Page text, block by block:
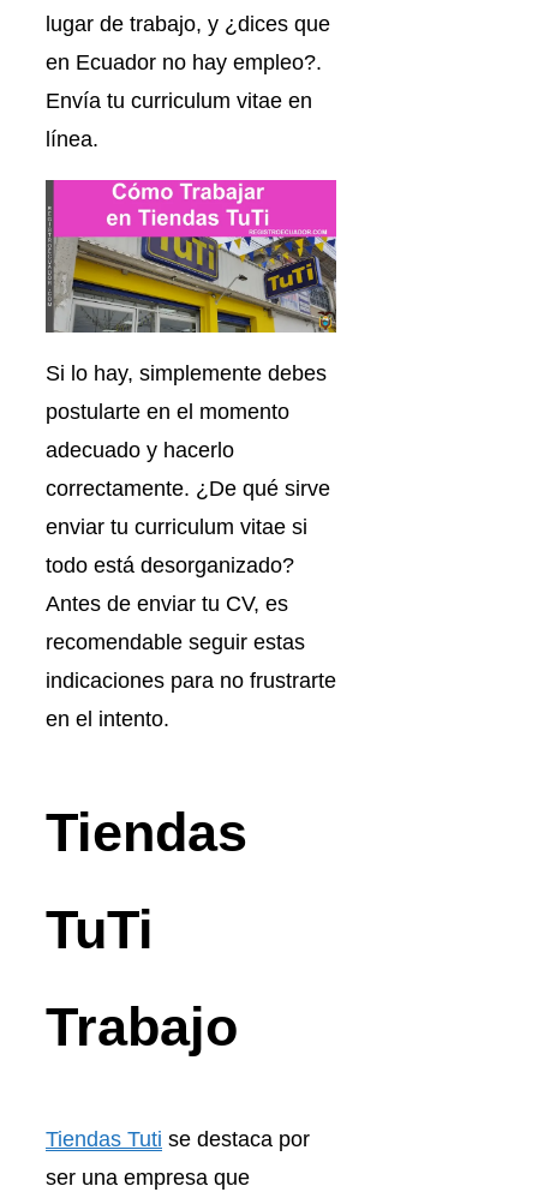
lugar de trabajo, y ¿dices que
en Ecuador no hay empleo?.
Envía tu curriculum vitae en
línea.
Si lo hay, simplemente debes
postularte en el momento
adecuado y hacerlo
correctamente. ¿De qué sirve
enviar tu curriculum vitae si
todo está desorganizado?
Antes de enviar tu CV, es
recomendable seguir estas
indicaciones para no frustrarte
en el intento.
Tiendas
TuTi
Trabajo
Tiendas Tuti se destaca por
ser una empresa que